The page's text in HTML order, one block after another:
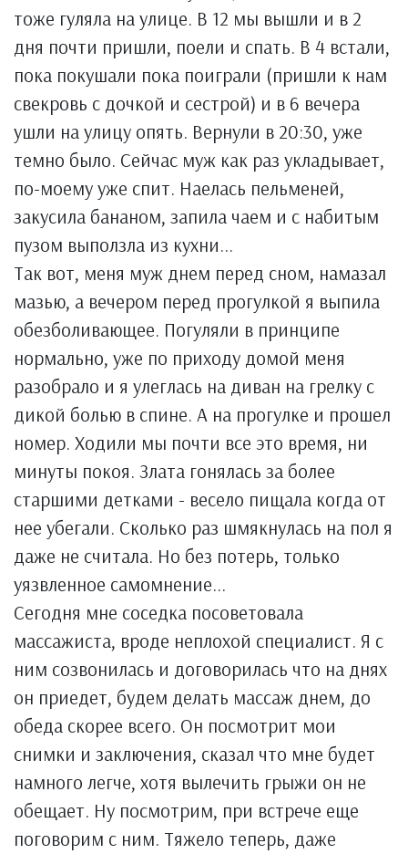
тоже гуляла на улице. В 12 мы вышли и в 2
дня почти пришли, поели и спать. В 4 встали,
пока покушали пока поиграли (пришли к нам
свекровь с дочкой и сестрой) и в 6 вечера
ушли на улицу опять. Вернули в 20:30, уже
темно было. Сейчас муж как раз укладывает,
по-моему уже спит. Наелась пельменей,
закусила бананом, запила чаем и с набитым
пузом выползла из кухни...
Так вот, меня муж днем перед сном, намазал
мазью, а вечером перед прогулкой я выпила
обезболивающее. Погуляли в принципе
нормально, уже по приходу домой меня
разобрало и я улеглась на диван на грелку с
дикой болью в спине. А на прогулке и прошел
номер. Ходили мы почти все это время, ни
минуты покоя. Злата гонялась за более
старшими детками - весело пищала когда от
нее убегали. Сколько раз шмякнулась на пол я
даже не считала. Но без потерь, только
уязвленное самомнение...
Сегодня мне соседка посоветовала
массажиста, вроде неплохой специалист. Я с
ним созвонилась и договорилась что на днях
он приедет, будем делать массаж днем, до
обеда скорее всего. Он посмотрит мои
снимки и заключения, сказал что мне будет
намного легче, хотя вылечить грыжи он не
обещает. Ну посмотрим, при встрече еще
поговорим с ним. Тяжело теперь, даже